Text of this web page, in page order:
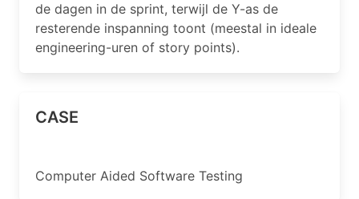
de dagen in de sprint, terwijl de Y-as de
resterende inspanning toont (meestal in ideale
engineering-uren of story points).
CASE
Computer Aided Software Testing